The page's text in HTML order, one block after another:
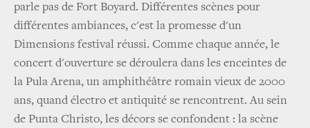
parle pas de Fort Boyard. Différentes scènes pour
différentes ambiances, c'est la promesse d'un
Dimensions festival réussi. Comme chaque année, le
concert d'ouverture se déroulera dans les enceintes de
la Pula Arena, un amphithéâtre romain vieux de 2000
ans, quand électro et antiquité se rencontrent. Au sein
de Punta Christo, les décors se confondent : la scène